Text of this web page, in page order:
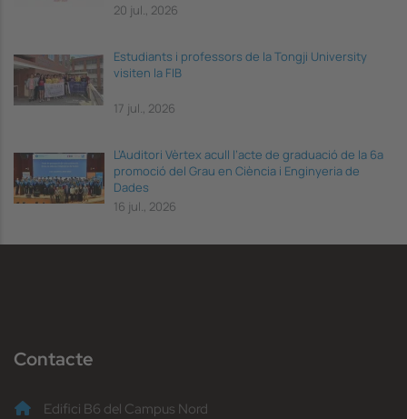
20 jul., 2026
Estudiants i professors de la Tongji University
visiten la FIB
17 jul., 2026
L’Auditori Vèrtex acull l’acte de graduació de la 6a
promoció del Grau en Ciència i Enginyeria de
Dades
16 jul., 2026
Contacte
Edifici B6 del Campus Nord